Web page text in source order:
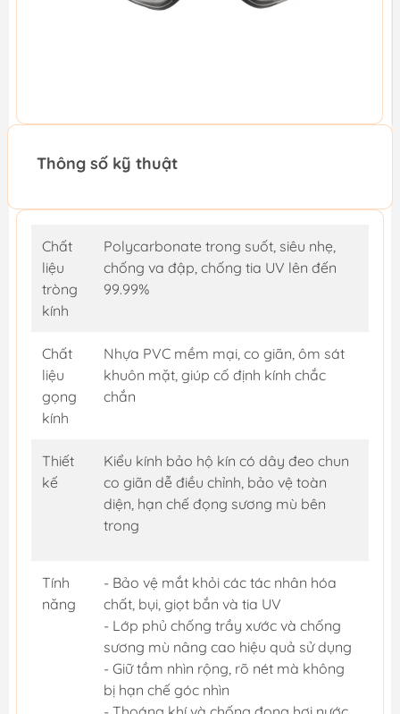
Thông số kỹ thuật
Chất
liệu
tròng
kính
Polycarbonate trong suốt, siêu nhẹ,
chống va đập, chống tia UV lên đến
99.99%
Chất
liệu
gọng
kính
Nhựa PVC mềm mại, co giãn, ôm sát
khuôn mặt, giúp cố định kính chắc
chắn
Thiết
kế
Kiểu kính bảo hộ kín có dây đeo chun
co giãn dễ điều chỉnh, bảo vệ toàn
diện, hạn chế đọng sương mù bên
trong
Tính
năng
- Bảo vệ mắt khỏi các tác nhân hóa
chất, bụi, giọt bắn và tia UV
- Lớp phủ chống trầy xước và chống
sương mù nâng cao hiệu quả sử dụng
- Giữ tầm nhìn rộng, rõ nét mà không
bị hạn chế góc nhìn